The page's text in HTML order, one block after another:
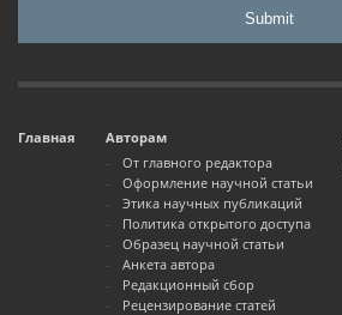
Главная
Авторам
От главного редактора
Оформление научной статьи
Этика научных публикаций
Политика открытого доступа
Образец научной статьи
Анкета автора
Редакционный сбор
Рецензирование статей